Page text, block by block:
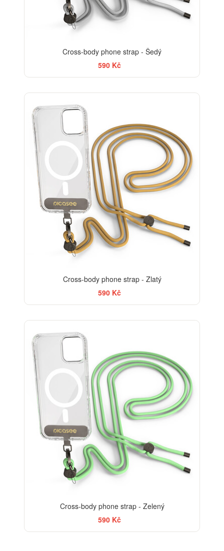
Cross-body phone strap - Šedý
590 Kč
Cross-body phone strap - Zlatý
590 Kč
Cross-body phone strap - Zelený
590 Kč